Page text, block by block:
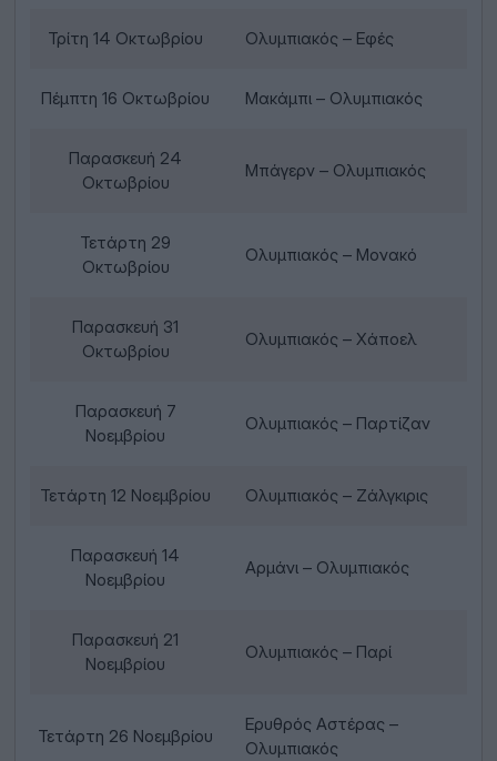
Τρίτη 14 Οκτωβρίου Ολυμπιακός – Εφές
Πέμπτη 16 Οκτωβρίου Μακάμπι – Ολυμπιακός
Παρασκευή 24
Οκτωβρίου
Μπάγερν – Ολυμπιακός
Τετάρτη 29
Οκτωβρίου
Ολυμπιακός – Μονακό
Παρασκευή 31
Οκτωβρίου
Ολυμπιακός – Χάποελ
Παρασκευή 7
Νοεμβρίου
Ολυμπιακός – Παρτίζαν
Τετάρτη 12 Νοεμβρίου Ολυμπιακός – Ζάλγκιρις
Παρασκευή 14
Νοεμβρίου
Αρμάνι – Ολυμπιακός
Παρασκευή 21
Νοεμβρίου
Ολυμπιακός – Παρί
Τετάρτη 26 Νοεμβρίου
Ερυθρός Αστέρας –
Ολυμπιακός